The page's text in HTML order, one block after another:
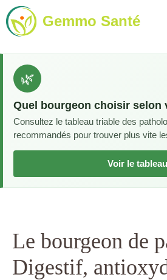
Aller
au
contenu
Gemmo Santé
🌿
Quel bourgeon choisir selon
Consultez le tableau triable des
recommandés pour trouver plus vite
Voir le tableau
Le bourgeon de
Digestif,